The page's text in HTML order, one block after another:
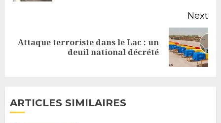
Next
Next
Attaque terroriste dans le Lac : un
deuil national décrété
ARTICLES SIMILAIRES